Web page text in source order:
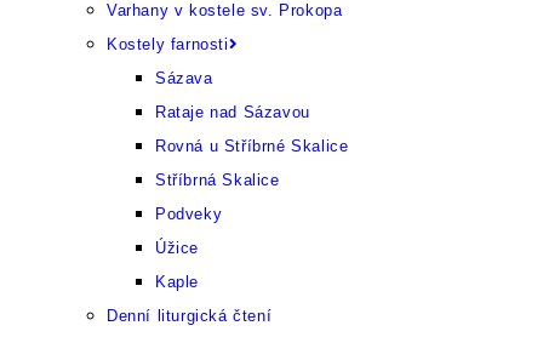
Varhany v kostele sv. Prokopa
Kostely farnosti
Sázava
Rataje nad Sázavou
Rovná u Stříbrné Skalice
Stříbrná Skalice
Podveky
Úžice
Kaple
Denní liturgická čtení